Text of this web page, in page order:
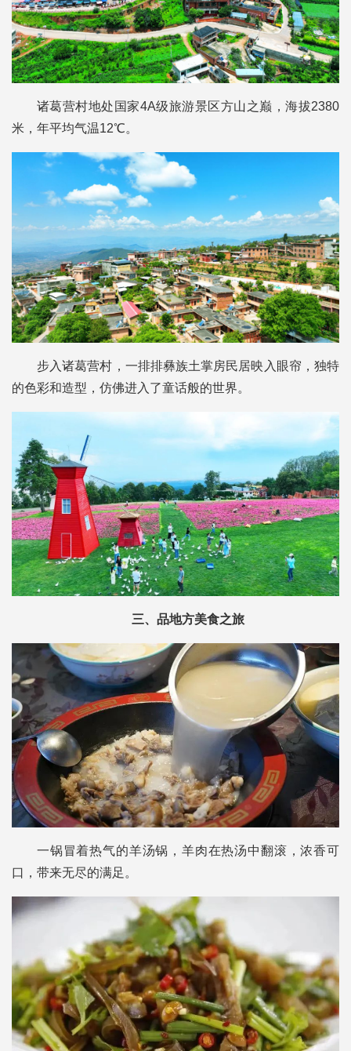
诸葛营村地处国家4A级旅游景区方山之巅，海拔2380
米，年平均气温12℃。
步入诸葛营村，一排排彝族土掌房民居映入眼帘，独特
的色彩和造型，仿佛进入了童话般的世界。
三、品地方美食之旅
一锅冒着热气的羊汤锅，羊肉在热汤中翻滚，浓香可
口，带来无尽的满足。